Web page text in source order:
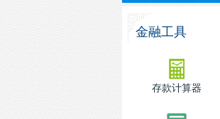
金融工具
存款计算器